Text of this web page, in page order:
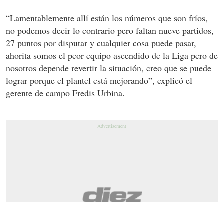
“Lamentablemente allí están los números que son fríos,
no podemos decir lo contrario pero faltan nueve partidos,
27 puntos por disputar y cualquier cosa puede pasar,
ahorita somos el peor equipo ascendido de la Liga pero de
nosotros depende revertir la situación, creo que se puede
lograr porque el plantel está mejorando”, explicó el
gerente de campo Fredis Urbina.